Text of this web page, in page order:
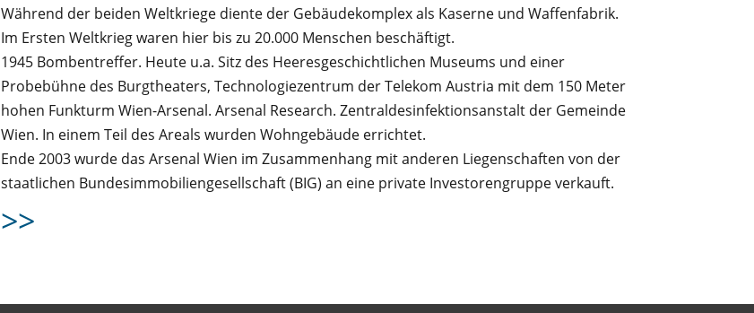
Während der beiden Weltkriege diente der Gebäudekomplex als Kaserne und Waffenfabrik.
Im Ersten Weltkrieg waren hier bis zu 20.000 Menschen beschäftigt.
1945 Bombentreffer. Heute u.a. Sitz des Heeresgeschichtlichen Museums und einer
Probebühne des Burgtheaters, Technologiezentrum der Telekom Austria mit dem 150 Meter
hohen Funkturm Wien-Arsenal. Arsenal Research. Zentraldesinfektionsanstalt der Gemeinde
Wien. In einem Teil des Areals wurden Wohngebäude errichtet.
Ende 2003 wurde das Arsenal Wien im Zusammenhang mit anderen Liegenschaften von der
staatlichen Bundesimmobiliengesellschaft (BIG) an eine private Investorengruppe verkauft.
>>